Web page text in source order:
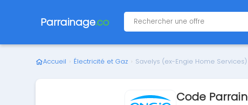
Parrainage.co
Accueil › Électricité et Gaz › Savelys (ex-Engie Home Services)
Code